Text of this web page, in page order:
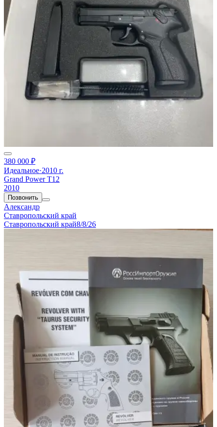
380 000 ₽
Идеальное·2010 г.
Grand Power Т12
2010
Позвонить
Александр
Ставропольский край
Ставропольский край8/8/26